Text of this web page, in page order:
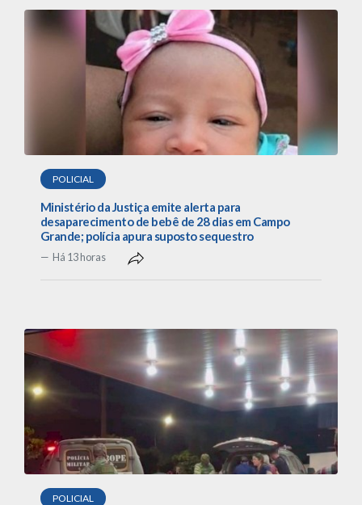
POLICIAL
Ministério da Justiça emite alerta para
desaparecimento de bebê de 28 dias em Campo
Grande; polícia apura suposto sequestro
Há 13 horas
POLICIAL